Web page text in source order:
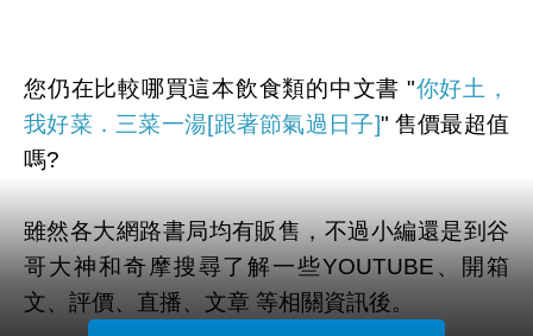
您仍在比較哪買這本飲食類的中文書 "你好土，
我好菜．三菜一湯[跟著節氣過日子]" 售價最超值
嗎?
雖然各大網路書局均有販售，不過小編還是到谷
哥大神和奇摩搜尋了解一些YOUTUBE、開箱
文、評價、直播、文章 等相關資訊後。